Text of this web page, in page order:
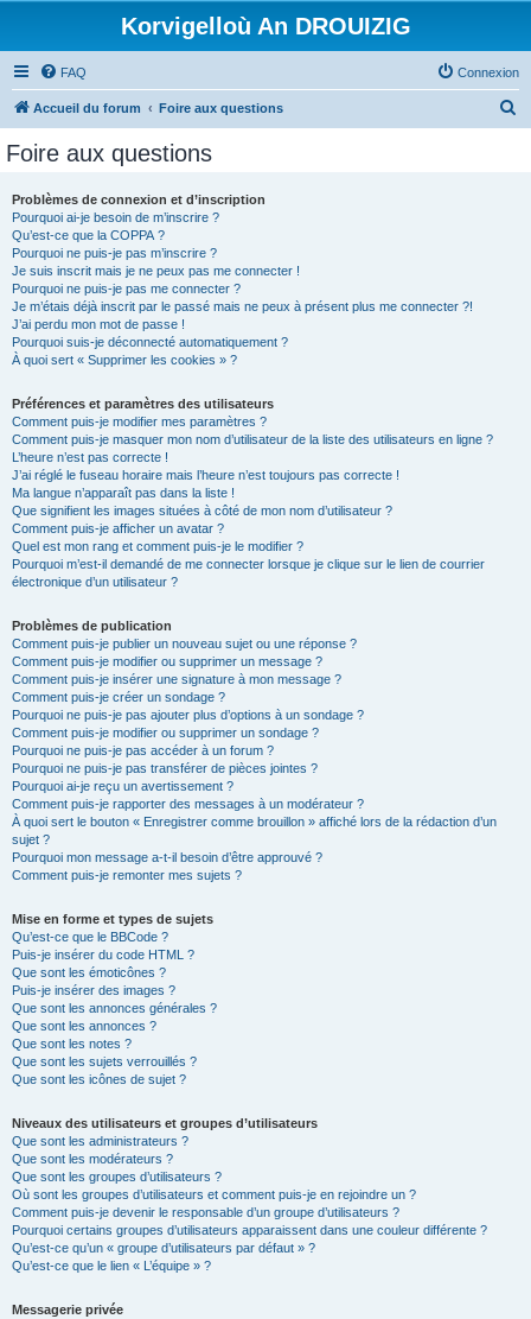
Korvigelloù An DROUIZIG
FAQ Connexion
Accueil du forum Foire aux questions
Foire aux questions
Problèmes de connexion et d’inscription
Pourquoi ai-je besoin de m’inscrire ?
Qu’est-ce que la COPPA ?
Pourquoi ne puis-je pas m’inscrire ?
Je suis inscrit mais je ne peux pas me connecter !
Pourquoi ne puis-je pas me connecter ?
Je m’étais déjà inscrit par le passé mais ne peux à présent plus me connecter ?!
J’ai perdu mon mot de passe !
Pourquoi suis-je déconnecté automatiquement ?
À quoi sert « Supprimer les cookies » ?
Préférences et paramètres des utilisateurs
Comment puis-je modifier mes paramètres ?
Comment puis-je masquer mon nom d’utilisateur de la liste des utilisateurs en ligne ?
L’heure n’est pas correcte !
J’ai réglé le fuseau horaire mais l’heure n’est toujours pas correcte !
Ma langue n’apparaît pas dans la liste !
Que signifient les images situées à côté de mon nom d’utilisateur ?
Comment puis-je afficher un avatar ?
Quel est mon rang et comment puis-je le modifier ?
Pourquoi m’est-il demandé de me connecter lorsque je clique sur le lien de courrier
électronique d’un utilisateur ?
Problèmes de publication
Comment puis-je publier un nouveau sujet ou une réponse ?
Comment puis-je modifier ou supprimer un message ?
Comment puis-je insérer une signature à mon message ?
Comment puis-je créer un sondage ?
Pourquoi ne puis-je pas ajouter plus d’options à un sondage ?
Comment puis-je modifier ou supprimer un sondage ?
Pourquoi ne puis-je pas accéder à un forum ?
Pourquoi ne puis-je pas transférer de pièces jointes ?
Pourquoi ai-je reçu un avertissement ?
Comment puis-je rapporter des messages à un modérateur ?
À quoi sert le bouton « Enregistrer comme brouillon » affiché lors de la rédaction d’un
sujet ?
Pourquoi mon message a-t-il besoin d’être approuvé ?
Comment puis-je remonter mes sujets ?
Mise en forme et types de sujets
Qu’est-ce que le BBCode ?
Puis-je insérer du code HTML ?
Que sont les émoticônes ?
Puis-je insérer des images ?
Que sont les annonces générales ?
Que sont les annonces ?
Que sont les notes ?
Que sont les sujets verrouillés ?
Que sont les icônes de sujet ?
Niveaux des utilisateurs et groupes d’utilisateurs
Que sont les administrateurs ?
Que sont les modérateurs ?
Que sont les groupes d’utilisateurs ?
Où sont les groupes d’utilisateurs et comment puis-je en rejoindre un ?
Comment puis-je devenir le responsable d’un groupe d’utilisateurs ?
Pourquoi certains groupes d’utilisateurs apparaissent dans une couleur différente ?
Qu’est-ce qu’un « groupe d’utilisateurs par défaut » ?
Qu’est-ce que le lien « L’équipe » ?
Messagerie privée